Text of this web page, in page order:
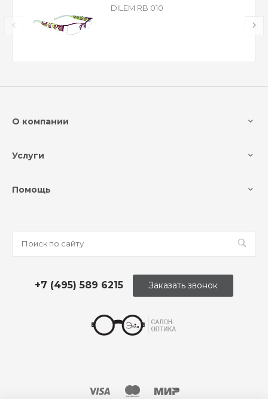
DILEM RB 010
О компании
Услуги
Помощь
+7 (495) 589 6215 Заказать звонок